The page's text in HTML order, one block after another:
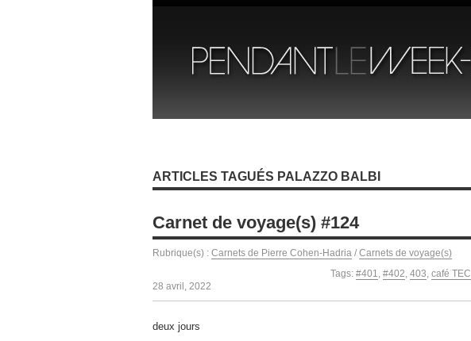
ARTICLES TAGUÉS PALAZZO BALBI
Carnet de voyage(s) #124
Rubrique(s) : Carnets de Pierre Cohen-Hadria / Carnets de voyage(s)
Tags: #401, #402, 403, café TEC
28 avril, 2022
deux jours